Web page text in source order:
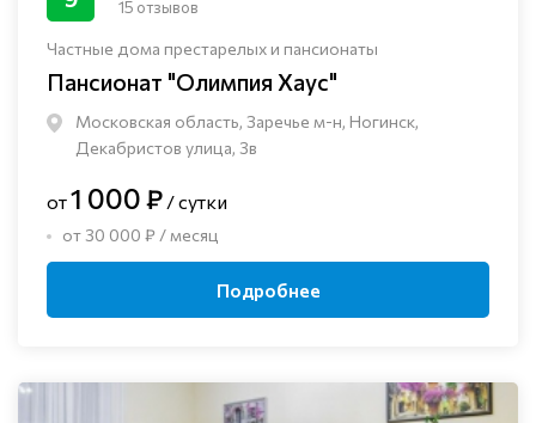
Частные дома престарелых и пансионаты
Пансионат "Олимпия Хаус"
Московская область, Заречье м-н, Ногинск, ​
Декабристов улица, 3в
15 отзывов
от1 000 ₽ / сутки
от 30 000 ₽ / месяц
Подробнее